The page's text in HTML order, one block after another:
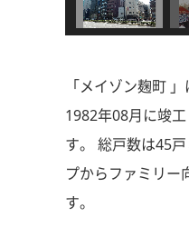
「メイゾン麹町
1982年08月に竣
す。 総戸数は45
プからファミリー
す。